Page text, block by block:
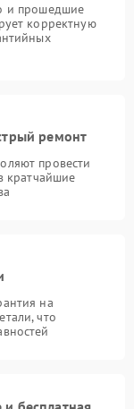
и прошедшие
корректную
ремонт
провести
кратчайшие
на
что